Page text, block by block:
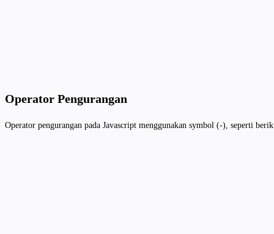
Operator Pengurangan
Operator pengurangan pada Javascript menggunakan symbol (-), seperti